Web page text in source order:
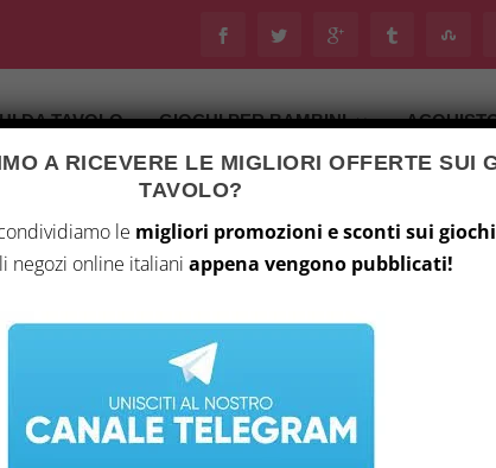
DA TAVOLO GIOCHI PER BAMBINI
A RICEVERE LE MIGLIORI OFFERTE SUI
TAVOLO?
le migliori promozioni e sconti sui
negozi online italiani appena vengono pubblicati!